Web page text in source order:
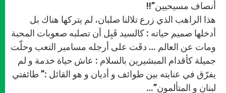
أنصاف مسيحيين”!!
هذا الراهب الذي زرع تلالنا صلبان، لم يتركها هناك بل
أدخلها صميم حياته : كالسيد قَبِل أن تصلبه صعوبات المحبة
ومات عن العالم … دقَت على أرجله مسامير التعب وحلّت
جميلة كأقدام المبشيرين بالسلام : عاش حياة خدمة و لم
يفرّق في عنايته بين طوائف و أديان و هو القائل :” طائفتي
لبنان و المتألمون”…